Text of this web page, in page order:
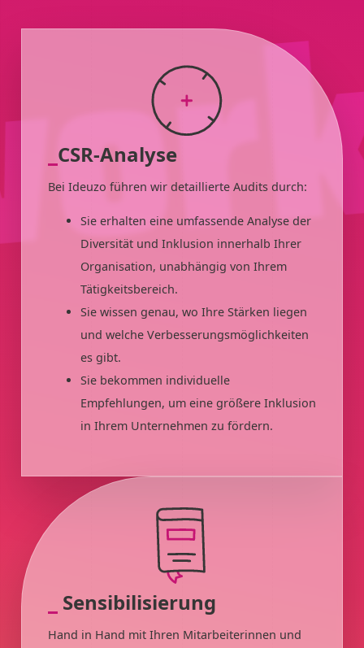
CSR-Analyse
Bei Ideuzo führen wir detaillierte Audits durch:
Sie erhalten eine umfassende Analyse der
Diversität und Inklusion innerhalb Ihrer
Organisation, unabhängig von Ihrem
Tätigkeitsbereich.
Sie wissen genau, wo Ihre Stärken liegen
und welche Verbesserungsmöglichkeiten
es gibt.
Sie bekommen individuelle
Empfehlungen, um eine größere Inklusion
in Ihrem Unternehmen zu fördern.
Sensibilisierung
Hand in Hand mit Ihren Mitarbeiterinnen und